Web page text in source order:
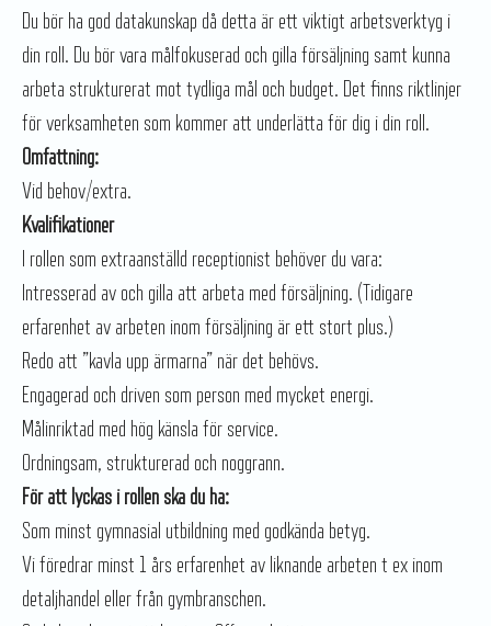
Du bör ha god datakunskap då detta är ett viktigt arbetsverktyg i
din roll. Du bör vara målfokuserad och gilla försäljning samt kunna
arbeta strukturerat mot tydliga mål och budget. Det finns riktlinjer
för verksamheten som kommer att underlätta för dig i din roll.
Omfattning:
Vid behov/extra.
Kvalifikationer
I rollen som extraanställd receptionist behöver du vara:
Intresserad av och gilla att arbeta med försäljning. (Tidigare
erfarenhet av arbeten inom försäljning är ett stort plus.)
Redo att ”kavla upp ärmarna” när det behövs.
Engagerad och driven som person med mycket energi.
Målinriktad med hög känsla för service.
Ordningsam, strukturerad och noggrann.
För att lyckas i rollen ska du ha:
Som minst gymnasial utbildning med godkända betyg.
Vi föredrar minst 1 års erfarenhet av liknande arbeten t ex inom
detaljhandel eller från gymbranschen.